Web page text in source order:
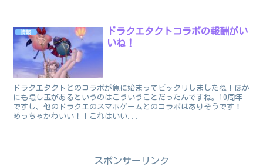
情報
ドラクエタクトコラボの報酬がい
いね！
ドラクエタクトとのコラボが急に始まってビックリしましたね！ほか
にも隠し玉があるというのはこういうことだったんですね。10周年
ですし、他のドラクエのスマホゲームとのコラボはありそうです！
めっちゃかわいい！！これはいい...
スポンサーリンク